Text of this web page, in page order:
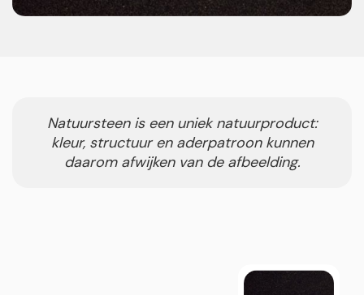
Natuursteen is een uniek natuurproduct:
kleur, structuur en aderpatroon kunnen
daarom afwijken van de afbeelding.